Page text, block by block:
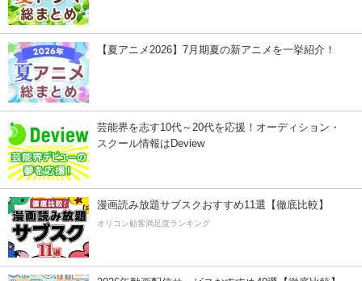
【夏アニメ2026】7月期夏の新アニメを一挙紹介！
芸能界を志す10代～20代を応援！オーディション・
スクール情報はDeview
漫画読み放題サブスクおすすめ11選【徹底比較】
オリコン顧客満足度ランキング